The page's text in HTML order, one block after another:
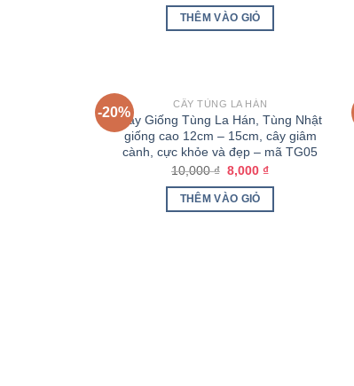
THÊM VÀO GIỎ
-20%
HẾT HÀNG
CÂY TÙNG LA HÁN
Cây Giống Tùng La Hán, Tùng Nhật
giống cao 12cm – 15cm, cây giâm
cành, cực khỏe và đẹp – mã TG05
10,000₫ 8,000 ₫
THÊM VÀO GIỎ